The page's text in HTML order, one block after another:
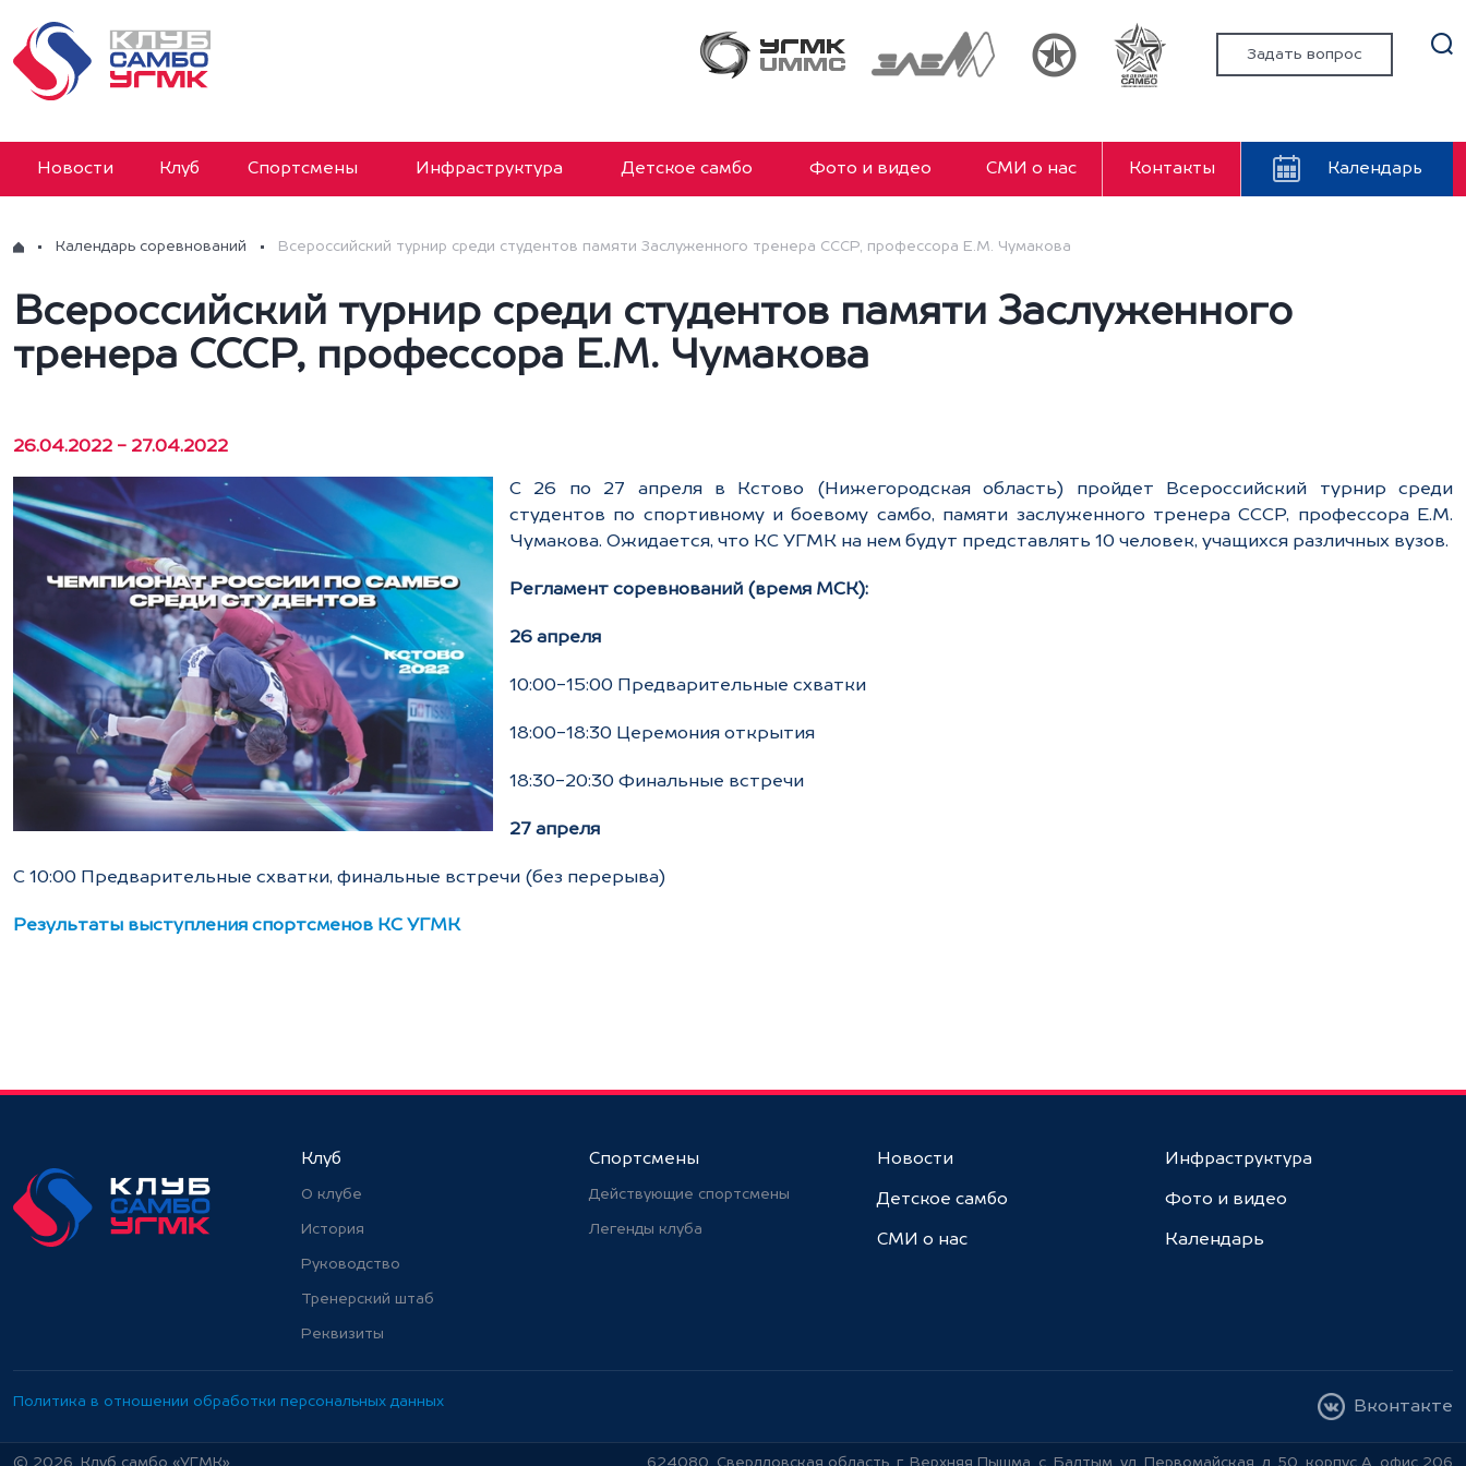
Задать вопрос
Новости Клуб Спортсмены Инфраструктура Детское самбо Фото и видео СМИ о нас Контакты Календарь
Календарь соревнований Всероссийский турнир среди студентов памяти Заслуженного тренера СССР, профессора Е.М. Чумакова
Всероссийский турнир среди студентов памяти Заслуженного
тренера СССР, профессора Е.М. Чумакова
26.04.2022 - 27.04.2022
С 26 по 27 апреля в Кстово (Нижегородская область) пройдет Всероссийский турнир среди
студентов по спортивному и боевому самбо, памяти заслуженного тренера СССР, профессора Е.М.
Чумакова. Ожидается, что КС УГМК на нем будут представлять 10 человек, учащихся различных вузов.
Регламент соревнований (время МСК):
26 апреля
10:00-15:00 Предварительные схватки
18:00-18:30 Церемония открытия
18:30-20:30 Финальные встречи
27 апреля
С 10:00 Предварительные схватки, финальные встречи (без перерыва)
Результаты выступления спортсменов КС УГМК
Клуб
О клубе
История
Руководство
Тренерский штаб
Реквизиты
Спортсмены
Действующие спортсмены
Легенды клуба
Новости Инфраструктура
Детское самбо Фото и видео
СМИ о нас Календарь
Политика в отношении обработки персональных данных Вконтакте